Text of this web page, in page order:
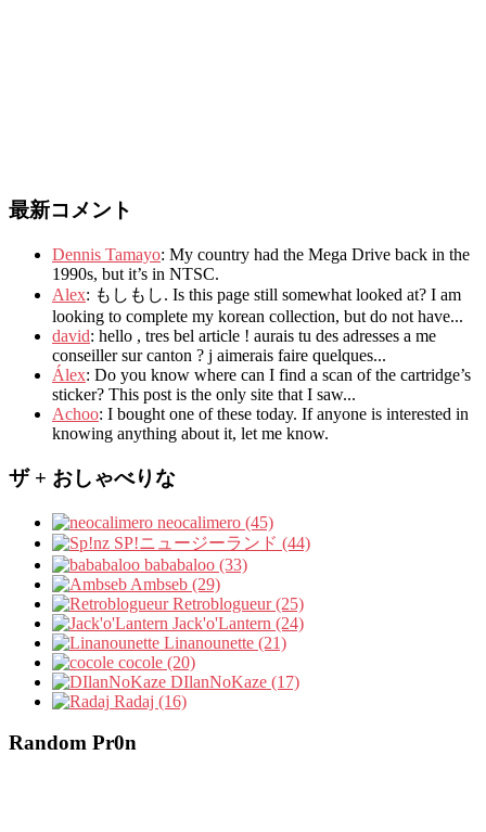
最新コメント
Dennis Tamayo: My country had the Mega Drive back in the
1990s, but it’s in NTSC.
Alex: もしもし. Is this page still somewhat looked at? I am
looking to complete my korean collection, but do not have...
david: hello , tres bel article ! aurais tu des adresses a me
conseiller sur canton ? j aimerais faire quelques...
Álex: Do you know where can I find a scan of the cartridge’s
sticker? This post is the only site that I saw...
Achoo: I bought one of these today. If anyone is interested in
knowing anything about it, let me know.
ザ + おしゃべりな
neocalimero (45)
SP!ニュージーランド (44)
bababaloo (33)
Ambseb (29)
Retroblogueur (25)
Jack'o'Lantern (24)
Linanounette (21)
cocole (20)
DIlanNoKaze (17)
Radaj (16)
Random Pr0n